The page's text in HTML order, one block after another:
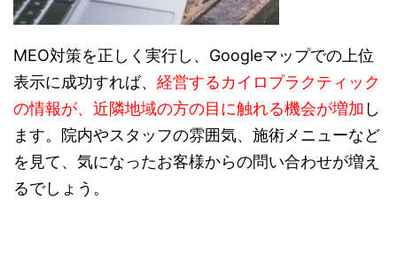
MEO対策を正しく実行し、Googleマップでの上位
表示に成功すれば、 経営するカイロプラクティック
の情報が、近隣地域の方の目に触れる機会が増加 し
ます。院内やスタッフの雰囲気、施術メニューなど
を見て、気になったお客様からの問い合わせが増え
るでしょう。